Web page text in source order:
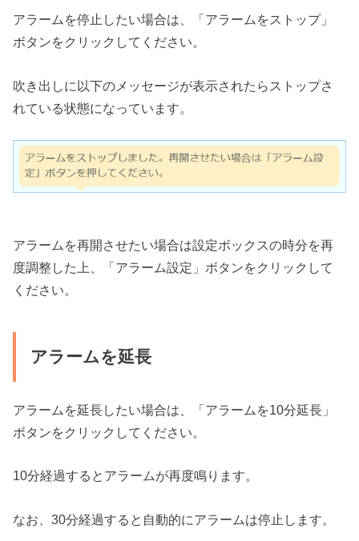
アラームを停止したい場合は、「アラームをストップ」
ボタンをクリックしてください。
吹き出しに以下のメッセージが表示されたらストップさ
れている状態になっています。
アラームを再開させたい場合は設定ボックスの時分を再
度調整した上、「アラーム設定」ボタンをクリックして
ください。
アラームを延長
アラームを延長したい場合は、「アラームを10分延長」
ボタンをクリックしてください。
10分経過するとアラームが再度鳴ります。
なお、30分経過すると自動的にアラームは停止します。